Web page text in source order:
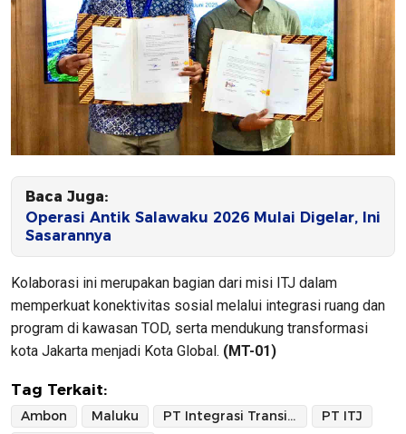
Baca Juga:
Operasi Antik Salawaku 2026 Mulai Digelar, Ini
Sasarannya
Kolaborasi ini merupakan bagian dari misi ITJ dalam
memperkuat konektivitas sosial melalui integrasi ruang dan
program di kawasan TOD, serta mendukung transformasi
kota Jakarta menjadi Kota Global. (MT-01)
Tag Terkait:
Ambon Maluku PT Integrasi Transit Jakarta
PT ITJ